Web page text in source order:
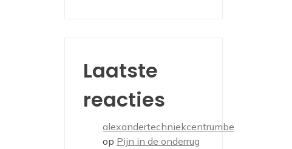
Laatste
reacties
alexandertechniekcentrumbe
op Pijn in de onderrug